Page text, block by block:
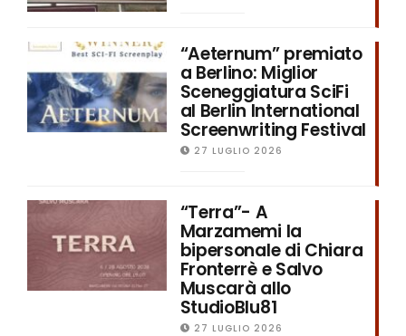
“Aeternum” premiato
a Berlino: Miglior
Sceneggiatura SciFi
al Berlin International
Screenwriting Festival
27 LUGLIO 2026
“Terra”- A
Marzamemi la
bipersonale di Chiara
Fronterrè e Salvo
Muscarà allo
StudioBlu81
27 LUGLIO 2026